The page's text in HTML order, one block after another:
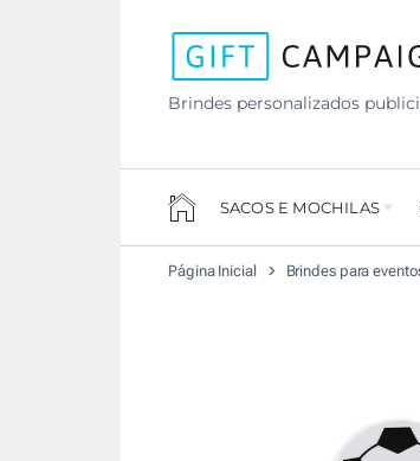
Brindes personalizados
SACOS E MOCHILAS
Página Inicial Brindes para